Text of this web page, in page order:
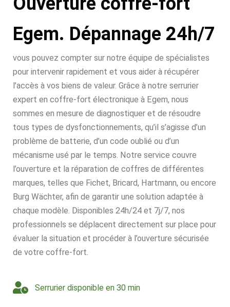
Egem. Dépannage 24h/7
vous pouvez compter sur notre équipe de spécialistes
pour intervenir rapidement et vous aider à récupérer
l’accès à vos biens de valeur. Grâce à notre serrurier
expert en coffre-fort électronique à Egem, nous
sommes en mesure de diagnostiquer et de résoudre
tous types de dysfonctionnements, qu’il s’agisse d’un
problème de batterie, d’un code oublié ou d’un
mécanisme usé par le temps. Notre service couvre
l’ouverture et la réparation de coffres de différentes
marques, telles que Fichet, Bricard, Hartmann, ou encore
Burg Wächter, afin de garantir une solution adaptée à
chaque modèle. Disponibles 24h/24 et 7j/7, nos
professionnels se déplacent directement sur place pour
évaluer la situation et procéder à l’ouverture sécurisée
de votre coffre-fort.
Serrurier disponible en 30 min